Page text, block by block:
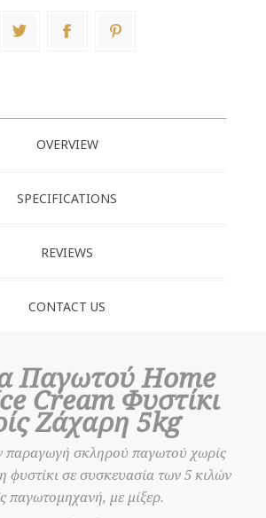
OVERVIEW
SPECIFICATIONS
REVIEWS
CONTACT US
Παγωτού Home
Cream Φυστίκι
Ζάχαρη 5kg
παραγωγή σκληρού παγωτού χωρίς
φυστίκι σε συσκευασία των 5 κιλών
παγωτομηχανή, με μίξερ.